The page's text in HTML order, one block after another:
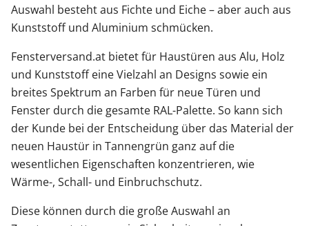
Auswahl besteht aus Fichte und Eiche – aber auch aus
Kunststoff und Aluminium schmücken.
Fensterversand.at bietet für Haustüren aus Alu, Holz
und Kunststoff eine Vielzahl an Designs sowie ein
breites Spektrum an Farben für neue Türen und
Fenster durch die gesamte RAL-Palette. So kann sich
der Kunde bei der Entscheidung über das Material der
neuen Haustür in Tannengrün ganz auf die
wesentlichen Eigenschaften konzentrieren, wie
Wärme-, Schall- und Einbruchschutz.
Diese können durch die große Auswahl an